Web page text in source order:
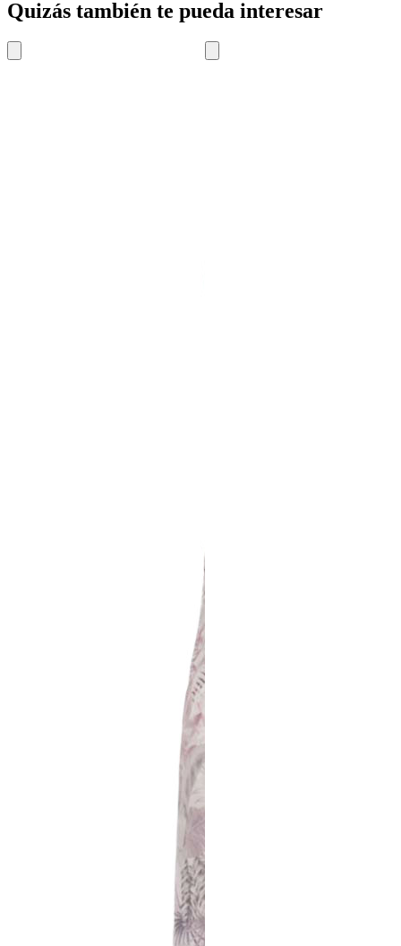
Quizás también te pueda interesar